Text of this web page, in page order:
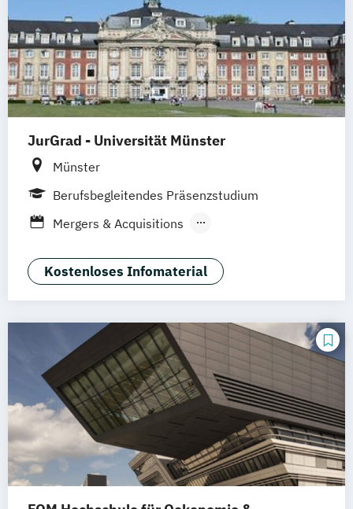
JurGrad - Universität Münster
Münster
Berufsbegleitendes Präsenzstudium
Mergers & Acquisitions
Kostenloses Infomaterial